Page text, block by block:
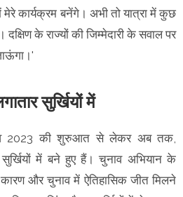
मेरे कार्यक्रम बनेंगे। अभी तो यात्रा में कुछ
के राज्यों की जिम्मेदारी के सवाल पर
सुर्खियों में
2023 की शुरुआत से लेकर अब तक,
सुर्खियों में बने हुए हैं। चुनाव अभियान के
और चुनाव में ऐतिहासिक जीत मिलने